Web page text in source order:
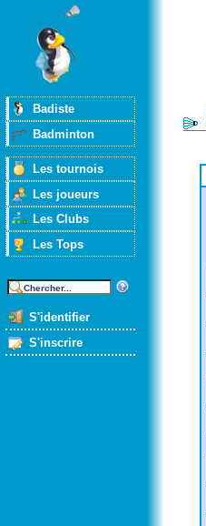
Badiste
Badminton
Les tournois
Les joueurs
Les Clubs
Les Tops
S'identifier
S'inscrire